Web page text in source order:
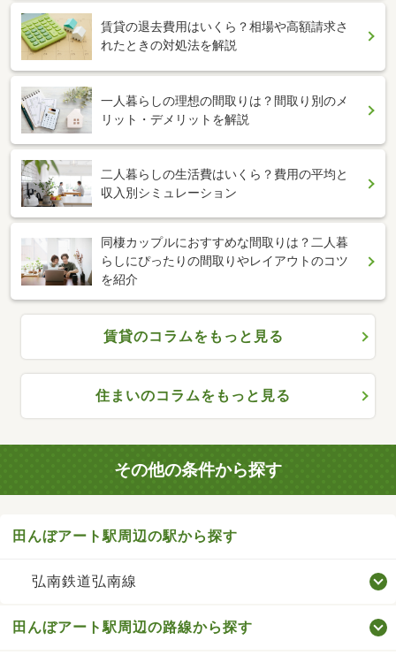
賃貸の退去費用はいくら？相場や高額請求さ
れたときの対処法を解説
一人暮らしの理想の間取りは？間取り別のメ
リット・デメリットを解説
二人暮らしの生活費はいくら？費用の平均と
収入別シミュレーション
同棲カップルにおすすめな間取りは？二人暮
らしにぴったりの間取りやレイアウトのコツ
を紹介
賃貸のコラムをもっと見る
住まいのコラムをもっと見る
その他の条件から探す
田んぼアート駅周辺の駅から探す
弘南鉄道弘南線
田んぼアート駅周辺の路線から探す